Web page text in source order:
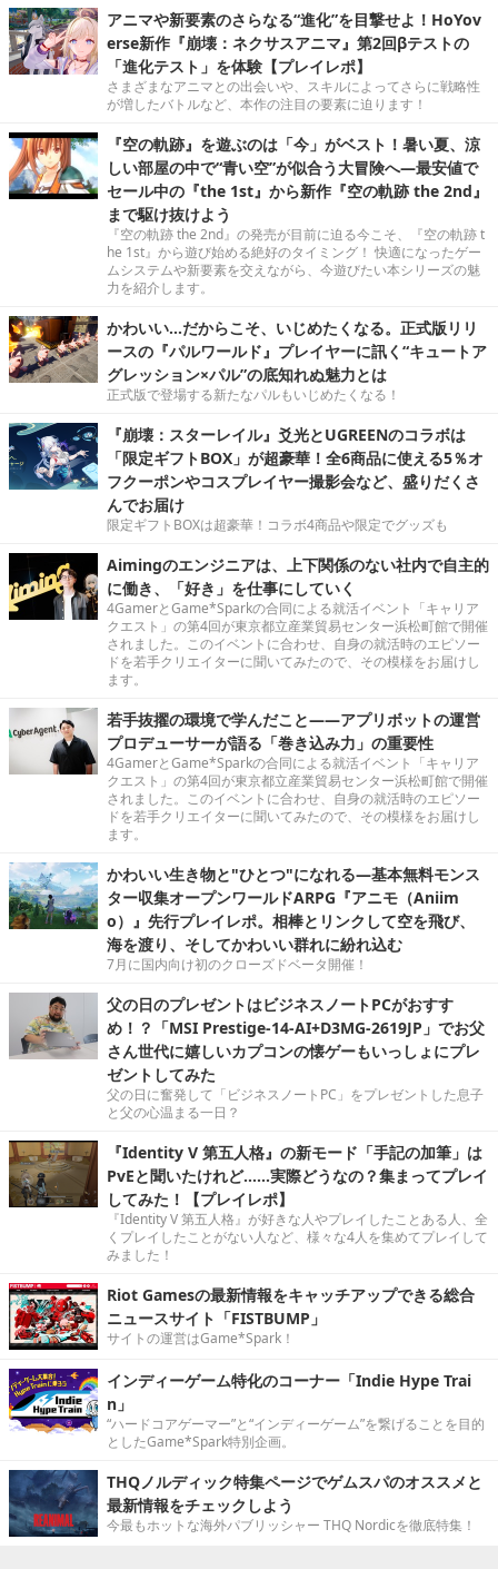
アニマや新要素のさらなる“進化”を目撃せよ！HoYov
erse新作『崩壊：ネクサスアニマ』第2回βテストの
「進化テスト」を体験【プレイレポ】
さまざまなアニマとの出会いや、スキルによってさらに戦略性
が増したバトルなど、本作の注目の要素に迫ります！
『空の軌跡』を遊ぶのは「今」がベスト！暑い夏、涼
しい部屋の中で“青い空”が似合う大冒険へ―最安値で
セール中の『the 1st』から新作『空の軌跡 the 2nd』
まで駆け抜けよう
『空の軌跡 the 2nd』の発売が目前に迫る今こそ、『空の軌跡 t
he 1st』から遊び始める絶好のタイミング！ 快適になったゲー
ムシステムや新要素を交えながら、今遊びたい本シリーズの魅
力を紹介します。
かわいい…だからこそ、いじめたくなる。正式版リリ
ースの『パルワールド』プレイヤーに訊く“キュートア
グレッション×パル”の底知れぬ魅力とは
正式版で登場する新たなパルもいじめたくなる！
『崩壊：スターレイル』爻光とUGREENのコラボは
「限定ギフトBOX」が超豪華！全6商品に使える5％オ
フクーポンやコスプレイヤー撮影会など、盛りだくさ
んでお届け
限定ギフトBOXは超豪華！コラボ4商品や限定でグッズも
Aimingのエンジニアは、上下関係のない社内で自主的
に働き、「好き」を仕事にしていく
4GamerとGame*Sparkの合同による就活イベント「キャリア
クエスト」の第4回が東京都立産業貿易センター浜松町館で開催
されました。このイベントに合わせ、自身の就活時のエピソー
ドを若手クリエイターに聞いてみたので、その模様をお届けし
ます。
若手抜擢の環境で学んだこと――アプリボットの運営
プロデューサーが語る「巻き込み力」の重要性
4GamerとGame*Sparkの合同による就活イベント「キャリア
クエスト」の第4回が東京都立産業貿易センター浜松町館で開催
されました。このイベントに合わせ、自身の就活時のエピソー
ドを若手クリエイターに聞いてみたので、その模様をお届けし
ます。
かわいい生き物と"ひとつ"になれる―基本無料モンス
ター収集オープンワールドARPG『アニモ（Aniim
o）』先行プレイレポ。相棒とリンクして空を飛び、
海を渡り、そしてかわいい群れに紛れ込む
7月に国内向け初のクローズドベータ開催！
父の日のプレゼントはビジネスノートPCがおすす
め！？「MSI Prestige-14-AI+D3MG-2619JP」でお父
さん世代に嬉しいカプコンの懐ゲーもいっしょにプレ
ゼントしてみた
父の日に奮発して「ビジネスノートPC」をプレゼントした息子
と父の心温まる一日？
『Identity V 第五人格』の新モード「手記の加筆」は
PvEと聞いたけれど……実際どうなの？集まってプレイ
してみた！【プレイレポ】
『Identity V 第五人格』が好きな人やプレイしたことある人、全
くプレイしたことがない人など、様々な4人を集めてプレイして
みました！
Riot Gamesの最新情報をキャッチアップできる総合
ニュースサイト「FISTBUMP」
サイトの運営はGame*Spark！
インディーゲーム特化のコーナー「Indie Hype Trai
n」
“ハードコアゲーマー”と“インディーゲーム”を繋げることを目的
としたGame*Spark特別企画。
THQノルディック特集ページでゲムスパのオススメと
最新情報をチェックしよう
今最もホットな海外パブリッシャー THQ Nordicを徹底特集！